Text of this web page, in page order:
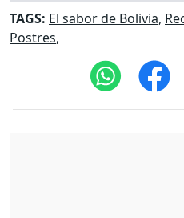
TAGS: El sabor de Bolivia,
Postres,